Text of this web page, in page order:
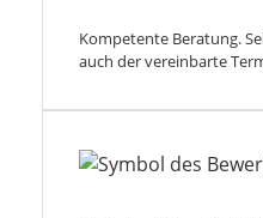
Kompetente Beratung.
auch der vereinbarte